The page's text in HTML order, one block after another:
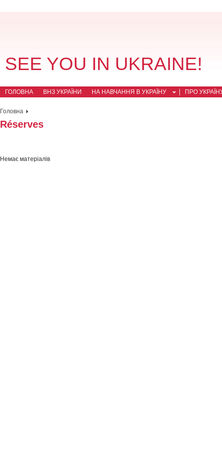
SEE YOU IN UKRAINE!
ГОЛОВНА ВНЗ УКРАЇНИ НА НАВЧАННЯ В УКРАЇНУ ПРО
Головна
Réserves
Немає матеріалів